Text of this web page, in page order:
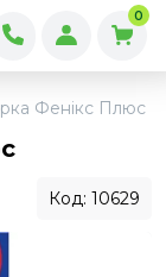
0
Фенікс Плюс
Код: 10629